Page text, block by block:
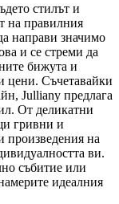
стилът и
на правилния
направи значимо
и се стреми да
бижута и
цени. Съчетавайки
Julliany предлага
От деликатни
гривни и
произведения на
ви.
събитие или
идеалния